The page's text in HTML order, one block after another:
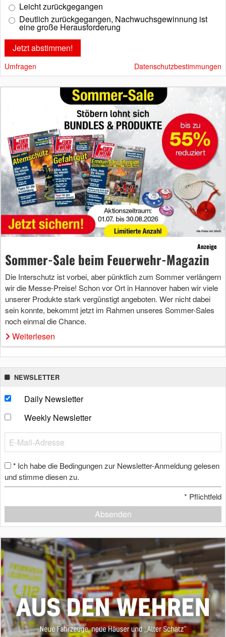
Leicht zurückgegangen
Deutlich zurückgegangen, Nachwuchsgewinnung ist
eine große Herausforderung
Umfragen Datenschutzbestimmungen
Anzeige
Sommer-Sale beim Feuerwehr-Magazin
Die Interschutz ist vorbei, aber pünktlich zum Sommer verlängern
wir die Messe-Preise! Schon vor Ort in Hannover haben wir viele
unserer Produkte stark vergünstigt angeboten. Wer nicht dabei
sein konnte, bekommt jetzt im Rahmen unseres Sommer-Sales
noch einmal die Chance.
Weiterlesen
NEWSLETTER
Daily Newsletter
Weekly Newsletter
* Ich habe die Bedingungen zur Newsletter-Anmeldung gelesen
und stimme diesen zu.
* Pflichtfeld
Absenden